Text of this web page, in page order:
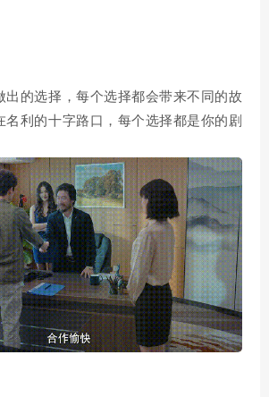
出的选择，每个选择都会带来不同的故
名利的十字路口，每个选择都是你的剧